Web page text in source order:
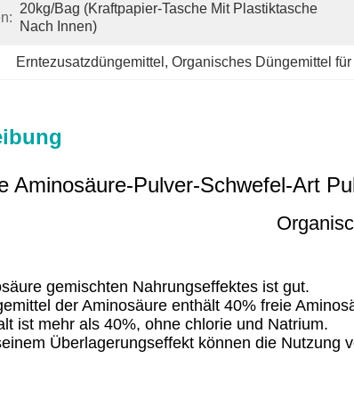
20kg/bag (Kraftpapier-Tasche Mit Plastiktasche
Nach Innen)
Erntezusatzdüngemittel , Organisches Düngemittel
Aminosäure-Pulver-Schwefel-Art
gemischten Nahrungseffektes ist gut.
der Aminosäure enthält 40% freie
ist mehr als 40%, ohne chlorie und Natrium.
Überlagerungseffekt können die